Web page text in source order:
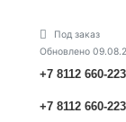
Под заказ
Обновлено
+7 8112 660-223
+7 8112 660-223